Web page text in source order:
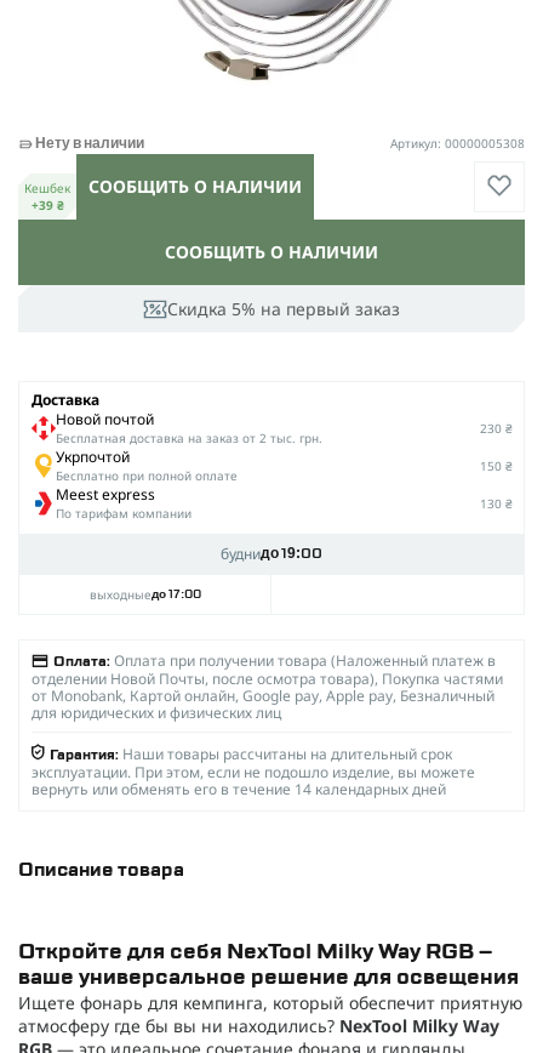
Скидка 5% на первый заказ
СООБЩИТЬ О НАЛИЧИИ
Нету в наличии Артикул: 00000005308
Кешбек
+39 ₴
СООБЩИТЬ О НАЛИЧИИ
Доставка
Новой почтой
Беcплатная доставка на заказ от 2 тыс. грн.
230 ₴
Укрпочтой
Бесплатно при полной оплате
150 ₴
Meest express
По тарифам компании
130 ₴
буднидо 19:00
выходныедо 17:00
Оплата: Оплата при получении товара (Наложенный платеж в
отделении Новой Почты, после осмотра товара), Покупка частями
от Monobank, Картой онлайн, Google pay, Apple pay, Безналичный
для юридических и физических лиц
Гарантия: Наши товары рассчитаны на длительный срок
эксплуатации. При этом, если не подошло изделие, вы можете
вернуть или обменять его в течение 14 календарных дней
Описание товара
Откройте для себя NexTool Milky Way RGB –
ваше универсальное решение для освещения
Ищете фонарь для кемпинга, который обеспечит приятную
атмосферу где бы вы ни находились? NexTool Milky Way